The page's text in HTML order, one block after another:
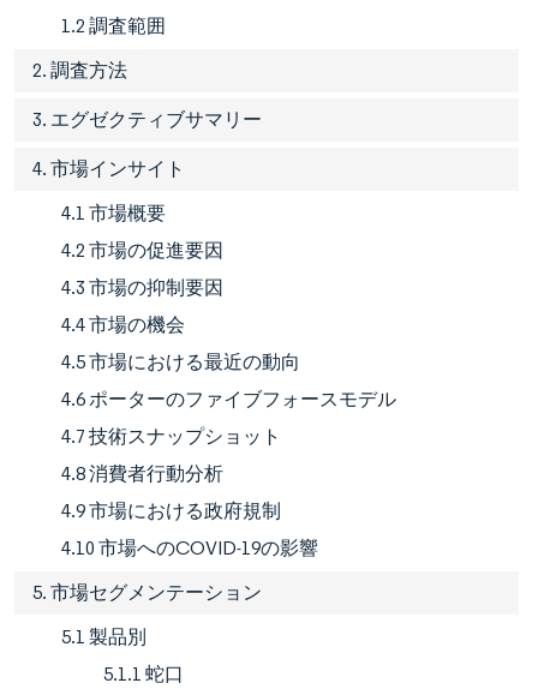
1.2 調査範囲
2. 調査方法
3. エグゼクティブサマリー
4. 市場インサイト
4.1 市場概要
4.2 市場の促進要因
4.3 市場の抑制要因
4.4 市場の機会
4.5 市場における最近の動向
4.6 ポーターのファイブフォースモデル
4.7 技術スナップショット
4.8 消費者行動分析
4.9 市場における政府規制
4.10 市場へのCOVID-19の影響
5. 市場セグメンテーション
5.1 製品別
5.1.1 蛇口